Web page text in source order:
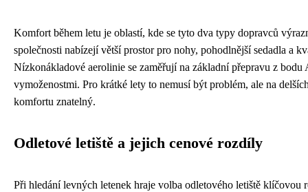
Komfort během letu je oblastí, kde se tyto dva typy dopravců
společnosti nabízejí větší prostor pro nohy, pohodlnější sedadla a
Nízkonákladové aerolinie se zaměřují na základní přepravu z
vymoženostmi. Pro krátké lety to nemusí být problém, ale na
komfortu znatelný.
Odletové letiště a jejich cenové rozdíly
Při hledání levných letenek hraje volba odletového letiště klíčovou